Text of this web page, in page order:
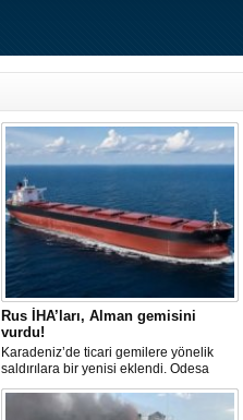
Rus İHA’ları, Alman gemisini
vurdu!
Karadeniz’de ticari gemilere yönelik
saldırılara bir yenisi eklendi. Odesa
açıklarında birden fazla İHA’nın hedef
aldığı Alman işletmesindeki Emil